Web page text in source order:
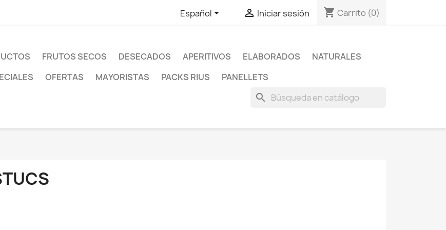
Español  Iniciar sesión shopping_cart Carrito (0)
FRUTOS SECOS DESECADOS APERITIVOS ELABORADOS
NATURALES
OFERTAS MAYORISTAS PACKS RIUS PANELLETS
search